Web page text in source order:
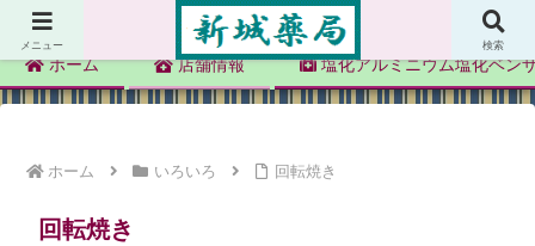
新城薬局
ホーム 店舗情報 塩化アルミニウム塩化ベン
ホーム いろいろ 回転焼き
回転焼き
メニュー 検索